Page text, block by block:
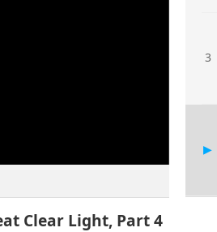
Clear Light, Part 4
3